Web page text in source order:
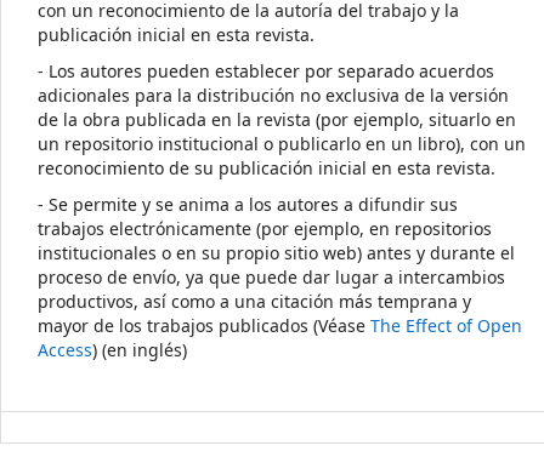
con un reconocimiento de la autoría del trabajo y la
publicación inicial en esta revista.
- Los autores pueden establecer por separado acuerdos
adicionales para la distribución no exclusiva de la versión
de la obra publicada en la revista (por ejemplo, situarlo en
un repositorio institucional o publicarlo en un libro), con un
reconocimiento de su publicación inicial en esta revista.
- Se permite y se anima a los autores a difundir sus
trabajos electrónicamente (por ejemplo, en repositorios
institucionales o en su propio sitio web) antes y durante el
proceso de envío, ya que puede dar lugar a intercambios
productivos, así como a una citación más temprana y
mayor de los trabajos publicados (Véase The Effect of Open
Access) (en inglés)